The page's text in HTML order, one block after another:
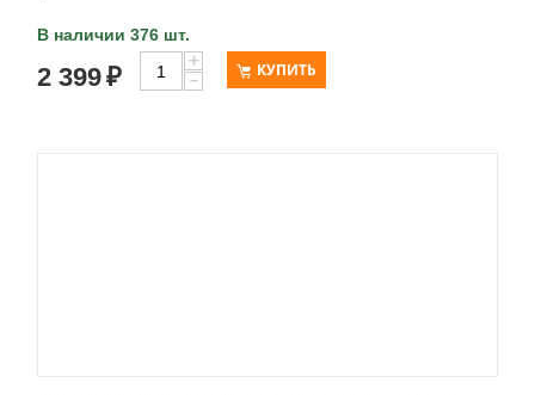
В наличии 376 шт.
2 399₽
+
−
КУПИТЬ